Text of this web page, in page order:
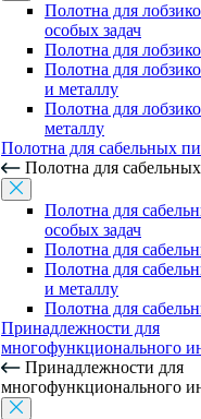
Полотна для
особых задач
Полотна для
Полотна для
и металлу
Полотна для
металлу
Полотна для сабельных
Полотна для
Полотна для
особых задач
Полотна для
Полотна для
и металлу
Полотна для
Принадлежности для
многофункционального
Принадлежности для
многофункционального